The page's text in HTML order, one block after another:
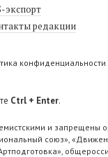
экспорт
редакции
Ctrl + Enter.
и запрещены
союз»,